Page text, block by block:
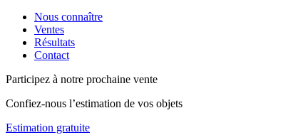
Nous connaître
Ventes
Résultats
Contact
Participez à notre prochaine vente
Confiez-nous l’estimation de vos objets
Estimation gratuite